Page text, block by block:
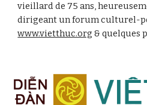
vieillard de 75 ans,
dirigeant un forum culturel-
www.vietthuc.org & quelques